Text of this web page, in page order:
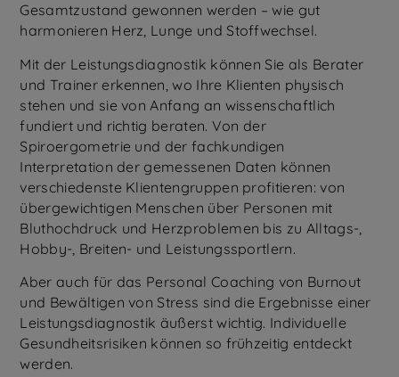
Gesamtzustand gewonnen werden – wie gut
harmonieren Herz, Lunge und Stoffwechsel.
Mit der Leistungsdiagnostik können Sie als Berater
und Trainer erkennen, wo Ihre Klienten physisch
stehen und sie von Anfang an wissenschaftlich
fundiert und richtig beraten. Von der
Spiroergometrie und der fachkundigen
Interpretation der gemessenen Daten können
verschiedenste Klientengruppen profitieren: von
übergewichtigen Menschen über Personen mit
Bluthochdruck und Herzproblemen bis zu Alltags-,
Hobby-, Breiten- und Leistungssportlern.
Aber auch für das Personal Coaching von Burnout
und Bewältigen von Stress sind die Ergebnisse einer
Leistungsdiagnostik äußerst wichtig. Individuelle
Gesundheitsrisiken können so frühzeitig entdeckt
werden.